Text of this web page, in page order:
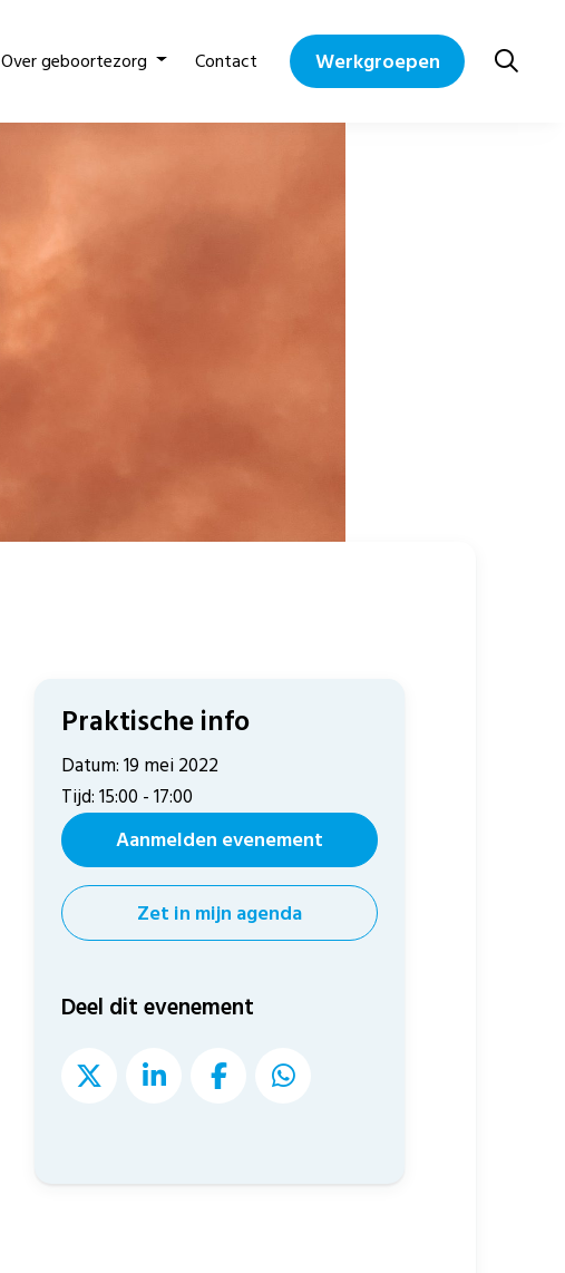
Over geboortezorg Contact Werkgroepen
Praktische info
Datum: 19 mei 2022
Tijd: 15:00 - 17:00
Aanmelden evenement
Zet in mijn agenda
Deel dit evenement